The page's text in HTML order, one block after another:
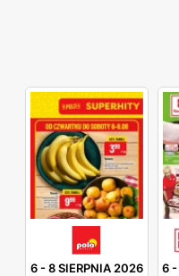
6-8 SIERPNIA 2026 6-